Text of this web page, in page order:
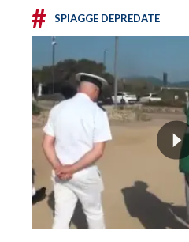
# SPIAGGE DEPREDATE